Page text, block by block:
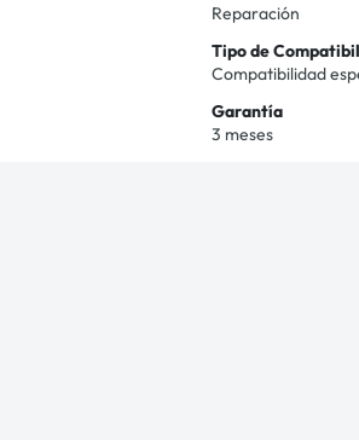
Reparación
Tipo de
Compatibilidad
Garantía
3 meses